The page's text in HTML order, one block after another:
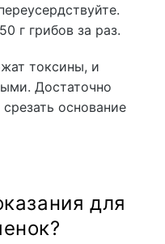
г грибов за раз.
токсины, и
Достаточно
основание
для